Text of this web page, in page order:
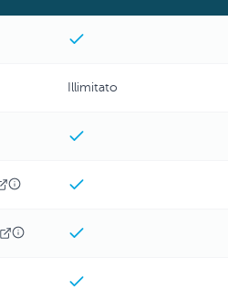
Illimitato